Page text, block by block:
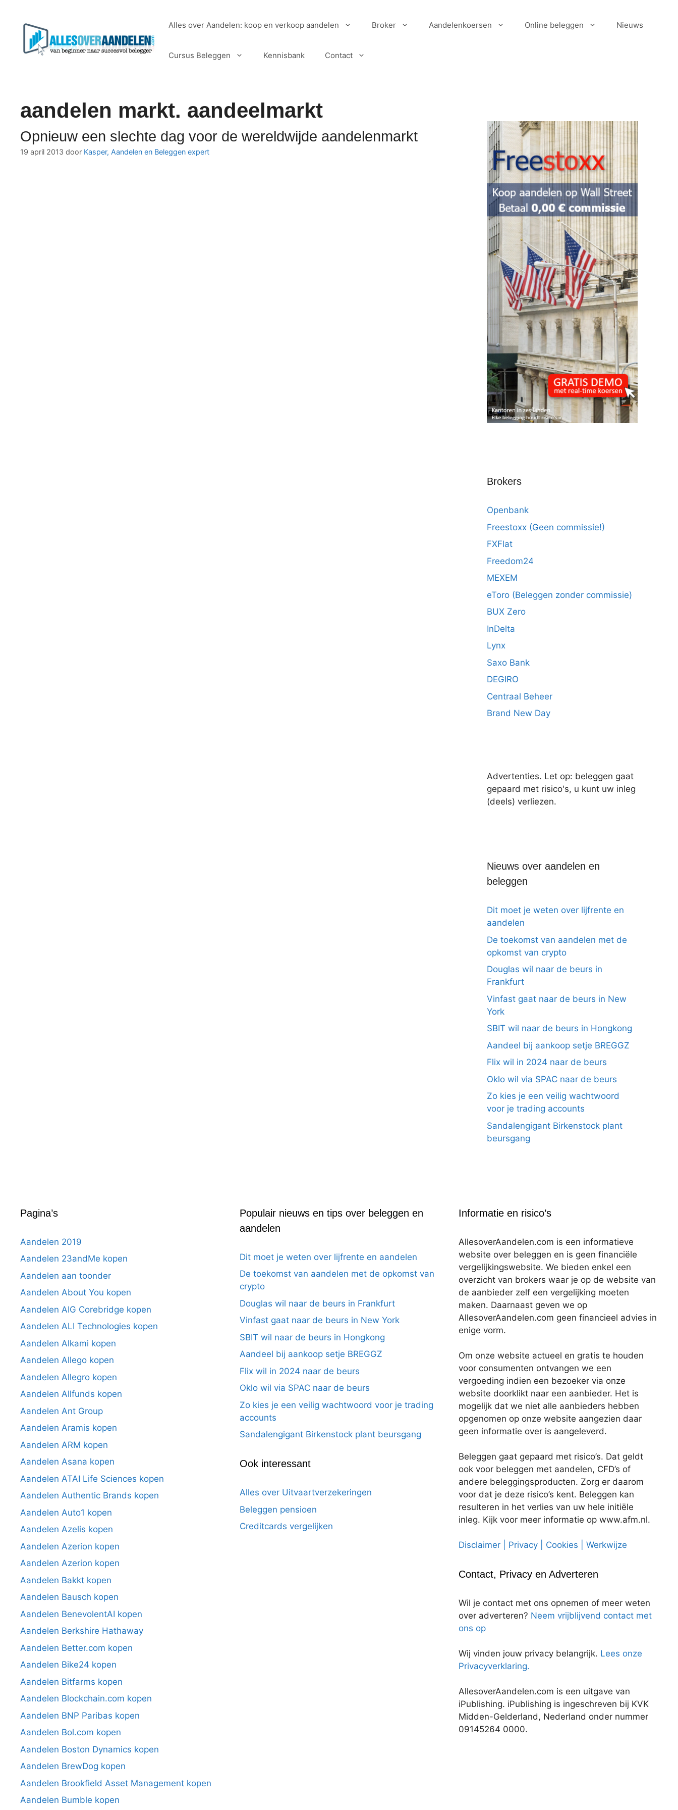
Alles over Aandelen: koop en verkoop aandelen Broker Aandelenkoersen Online beleggen Nieuws
Cursus Beleggen Kennisbank Contact
aandelen markt. aandeelmarkt
Opnieuw een slechte dag voor de wereldwijde aandelenmarkt
19 april 2013 door Kasper, Aandelen en Beleggen expert
Brokers
Openbank
Freestoxx (Geen commissie!)
FXFlat
Freedom24
MEXEM
eToro (Beleggen zonder commissie)
BUX Zero
InDelta
Lynx
Saxo Bank
DEGIRO
Centraal Beheer
Brand New Day
Advertenties. Let op: beleggen gaat
gepaard met risico's, u kunt uw inleg
(deels) verliezen.
Nieuws over aandelen en
beleggen
Dit moet je weten over lijfrente en
aandelen
De toekomst van aandelen met de
opkomst van crypto
Douglas wil naar de beurs in
Frankfurt
Vinfast gaat naar de beurs in New
York
SBIT wil naar de beurs in Hongkong
Aandeel bij aankoop setje BREGGZ
Flix wil in 2024 naar de beurs
Oklo wil via SPAC naar de beurs
Zo kies je een veilig wachtwoord
voor je trading accounts
Sandalengigant Birkenstock plant
beursgang
Pagina’s
Aandelen 2019
Aandelen 23andMe kopen
Aandelen aan toonder
Aandelen About You kopen
Aandelen AIG Corebridge kopen
Aandelen ALI Technologies kopen
Aandelen Alkami kopen
Aandelen Allego kopen
Aandelen Allegro kopen
Aandelen Allfunds kopen
Aandelen Ant Group
Aandelen Aramis kopen
Aandelen ARM kopen
Aandelen Asana kopen
Aandelen ATAI Life Sciences kopen
Aandelen Authentic Brands kopen
Aandelen Auto1 kopen
Aandelen Azelis kopen
Aandelen Azerion kopen
Aandelen Azerion kopen
Aandelen Bakkt kopen
Aandelen Bausch kopen
Aandelen BenevolentAI kopen
Aandelen Berkshire Hathaway
Aandelen Better.com kopen
Aandelen Bike24 kopen
Aandelen Bitfarms kopen
Aandelen Blockchain.com kopen
Aandelen BNP Paribas kopen
Aandelen Bol.com kopen
Aandelen Boston Dynamics kopen
Aandelen BrewDog kopen
Aandelen Brookfield Asset Management kopen
Aandelen Bumble kopen
Populair nieuws en tips over beleggen en
aandelen
Dit moet je weten over lijfrente en aandelen
De toekomst van aandelen met de opkomst van
crypto
Douglas wil naar de beurs in Frankfurt
Vinfast gaat naar de beurs in New York
SBIT wil naar de beurs in Hongkong
Aandeel bij aankoop setje BREGGZ
Flix wil in 2024 naar de beurs
Oklo wil via SPAC naar de beurs
Zo kies je een veilig wachtwoord voor je trading
accounts
Sandalengigant Birkenstock plant beursgang
Ook interessant
Alles over Uitvaartverzekeringen
Beleggen pensioen
Creditcards vergelijken
Informatie en risico’s
AllesoverAandelen.com is een informatieve
website over beleggen en is geen financiële
vergelijkingswebsite. We bieden enkel een
overzicht van brokers waar je op de website van
de aanbieder zelf een vergelijking moeten
maken. Daarnaast geven we op
AllesoverAandelen.com geen financieel advies in
enige vorm.
Om onze website actueel en gratis te houden
voor consumenten ontvangen we een
vergoeding indien een bezoeker via onze
website doorklikt naar een aanbieder. Het is
mogelijk dat we niet alle aanbieders hebben
opgenomen op onze website aangezien daar
geen informatie over is aangeleverd.
Beleggen gaat gepaard met risico’s. Dat geldt
ook voor beleggen met aandelen, CFD’s of
andere beleggingsproducten. Zorg er daarom
voor dat je deze risico’s kent. Beleggen kan
resulteren in het verlies van uw hele initiële
inleg. Kijk voor meer informatie op www.afm.nl.
Disclaimer | Privacy | Cookies | Werkwijze
Contact, Privacy en Adverteren
Wil je contact met ons opnemen of meer weten
over adverteren? Neem vrijblijvend contact met
ons op
Wij vinden jouw privacy belangrijk. Lees onze
Privacyverklaring.
AllesoverAandelen.com is een uitgave van
iPublishing. iPublishing is ingeschreven bij KVK
Midden-Gelderland, Nederland onder nummer
09145264 0000.